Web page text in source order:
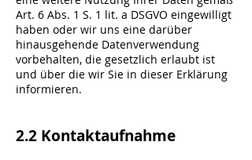
Art. 6 Abs. 1 S. 1 lit. a DSGVO eingewilligt
haben oder wir uns eine darüber
hinausgehende Datenverwendung
vorbehalten, die gesetzlich erlaubt ist
und über die wir Sie in dieser Erklärung
informieren.
2.2 Kontaktaufnahme